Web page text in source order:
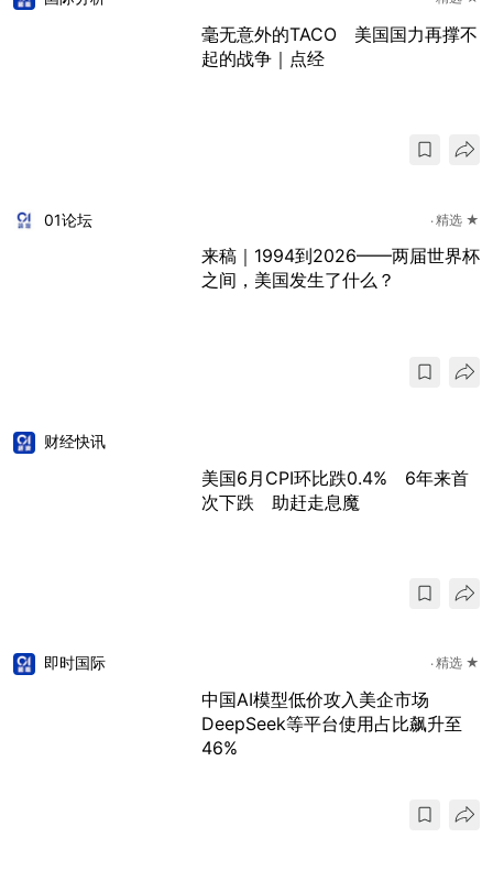
毫无意外的TACO 美国国力再撑不
起的战争｜点经
01论坛 精选 ★
来稿｜1994到2026——两届世界杯
之间，美国发生了什么？
财经快讯
美国6月CPI环比跌0.4% 6年来首
次下跌 助赶走息魔
即时国际 精选 ★
中国AI模型低价攻入美企市场
DeepSeek等平台使用占比飙升至
46%